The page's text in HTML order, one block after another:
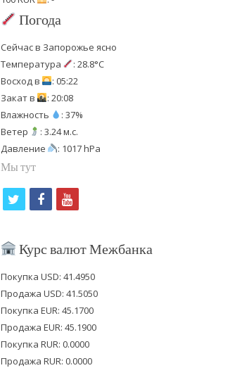
Погода
Сейчас в Запорожье ясно
Температура
: 28.8°C
Восход в
: 05:22
Закат в
: 20:08
Влажность
: 37%
Ветер
: 3.24 м.с.
Давление
: 1017 hPa
Мы тут
i
t
e
r
f
c
b
o
o
k
y
u
u
b
e
Курс валют Межбанка
Покупка USD: 41.4950
Продажа USD: 41.5050
Покупка EUR: 45.1700
Продажа EUR: 45.1900
Покупка RUR: 0.0000
Продажа RUR: 0.0000